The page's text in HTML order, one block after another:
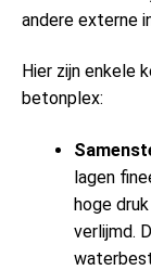
andere externe
Hier zijn enkele
betonplex:
lagen
hoge
verlijmd.